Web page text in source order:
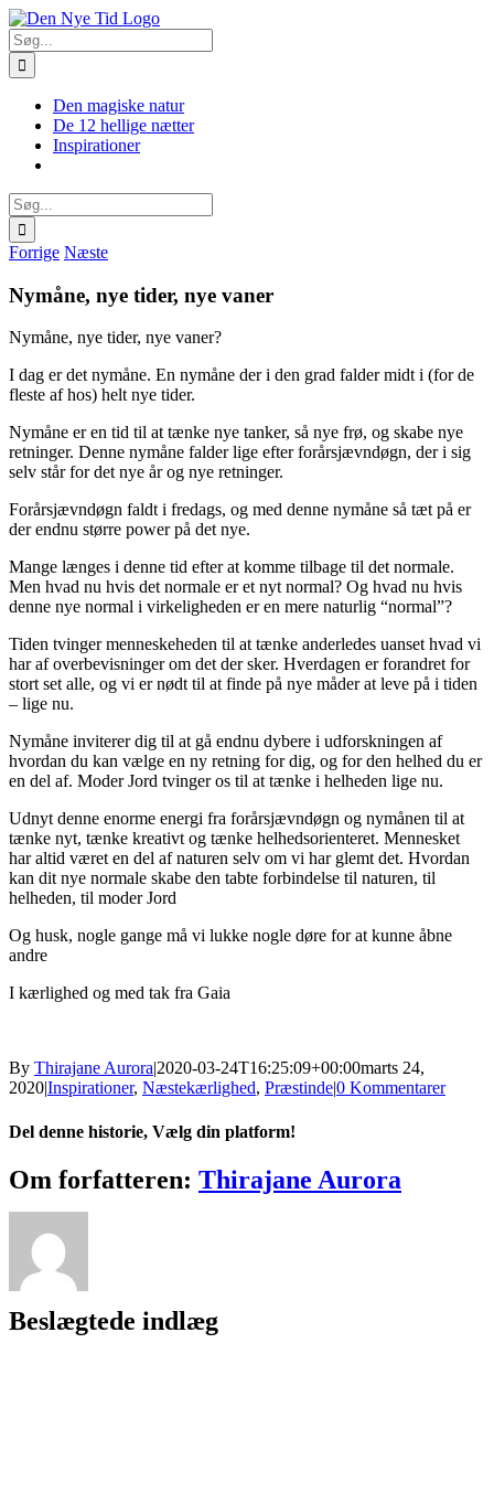
Skip
to
content
Facebook
X
Instagram
Pinterest
Søg
efter:
Den magiske natur
De 12 hellige nætter
Inspirationer
Søg
efter:
Forrige Næste
Nymåne, nye tider, nye vaner
Nymåne, nye tider, nye vaner?
I dag er det nymåne. En nymåne der i den grad falder midt i (for de
fleste af hos) helt nye tider.
Nymåne er en tid til at tænke nye tanker, så nye frø, og skabe nye
retninger. Denne nymåne falder lige efter forårsjævndøgn, der i sig
selv står for det nye år og nye retninger.
Forårsjævndøgn faldt i fredags, og med denne nymåne så tæt på er
der endnu større power på det nye.
Mange længes i denne tid efter at komme tilbage til det normale.
Men hvad nu hvis det normale er et nyt normal? Og hvad nu hvis
denne nye normal i virkeligheden er en mere naturlig “normal”?
Tiden tvinger menneskeheden til at tænke anderledes uanset hvad vi
har af overbevisninger om det der sker. Hverdagen er forandret for
stort set alle, og vi er nødt til at finde på nye måder at leve på i tiden
– lige nu.
Nymåne inviterer dig til at gå endnu dybere i udforskningen af
hvordan du kan vælge en ny retning for dig, og for den helhed du er
en del af. Moder Jord tvinger os til at tænke i helheden lige nu.
Udnyt denne enorme energi fra forårsjævndøgn og nymånen til at
tænke nyt, tænke kreativt og tænke helhedsorienteret. Mennesket
har altid været en del af naturen selv om vi har glemt det. Hvordan
kan dit nye normale skabe den tabte forbindelse til naturen, til
helheden, til moder Jord
Og husk, nogle gange må vi lukke nogle døre for at kunne åbne
andre
I kærlighed og med tak fra Gaia
By Thirajane Aurora|2020-03-24T16:25:09+00:00marts 24,
2020|Inspirationer, Næstekærlighed, Præstinde|0 Kommentarer
Del denne historie, Vælg din platform!
Facebook
X
Reddit
LinkedIn
WhatsApp
Telegram
Tumblr
Pinterest
Vk
Xing
E-
mail
Om forfatteren: Thirajane Aurora
Beslægtede indlæg